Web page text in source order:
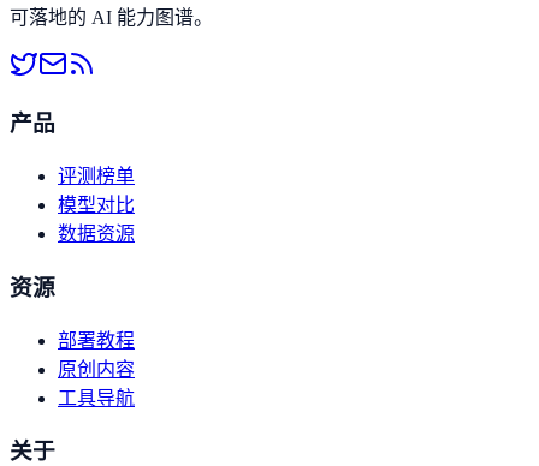
可落地的 AI 能力图谱。
产品
评测榜单
模型对比
数据资源
资源
部署教程
原创内容
工具导航
关于